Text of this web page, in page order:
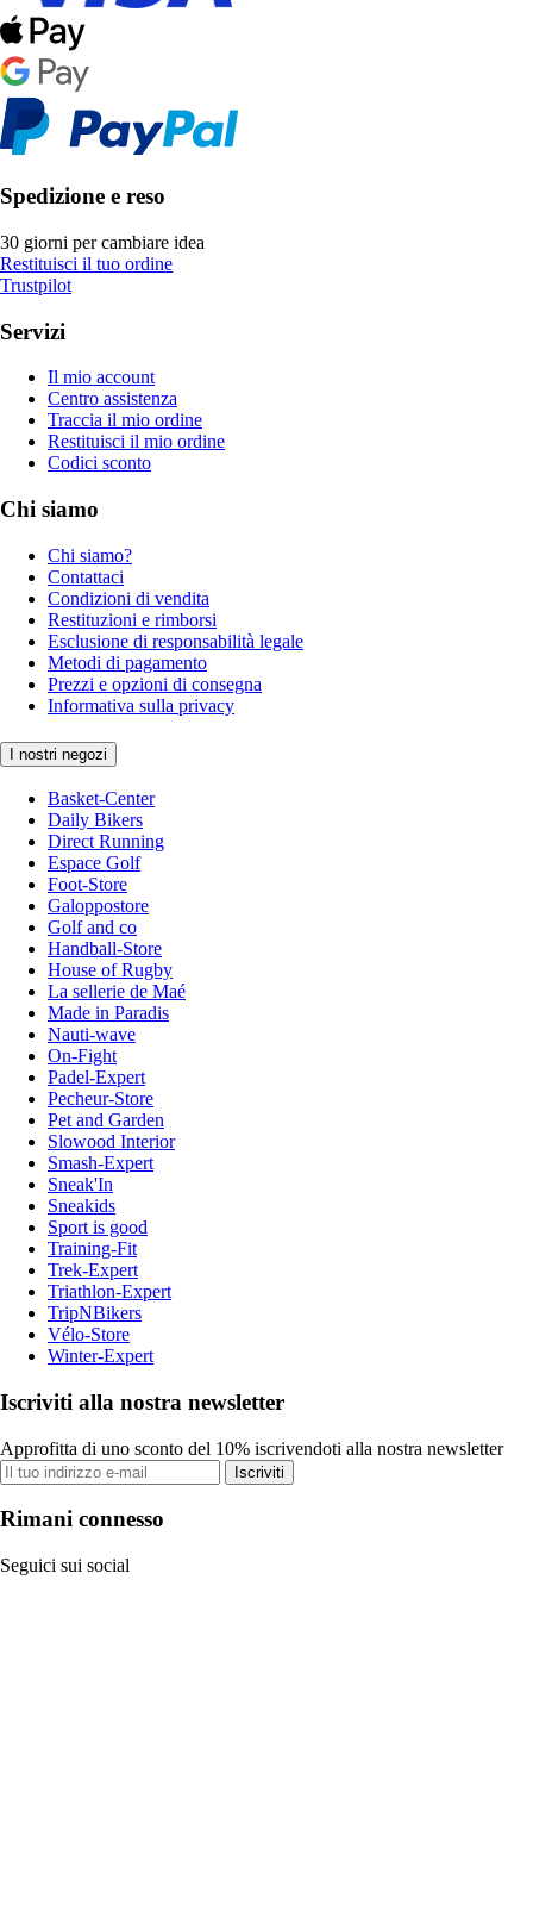
Spedizione e reso
30 giorni per cambiare idea
Restituisci il tuo ordine
Trustpilot
Servizi
Il mio account
Centro assistenza
Traccia il mio ordine
Restituisci il mio ordine
Codici sconto
Chi siamo
Chi siamo?
Contattaci
Condizioni di vendita
Restituzioni e rimborsi
Esclusione di responsabilità legale
Metodi di pagamento
Prezzi e opzioni di consegna
Informativa sulla privacy
I nostri negozi
Basket-Center
Daily Bikers
Direct Running
Espace Golf
Foot-Store
Galoppostore
Golf and co
Handball-Store
House of Rugby
La sellerie de Maé
Made in Paradis
Nauti-wave
On-Fight
Padel-Expert
Pecheur-Store
Pet and Garden
Slowood Interior
Smash-Expert
Sneak'In
Sneakids
Sport is good
Training-Fit
Trek-Expert
Triathlon-Expert
TripNBikers
Vélo-Store
Winter-Expert
Iscriviti alla nostra newsletter
Approfitta di uno sconto del 10% iscrivendoti alla nostra newsletter
Iscriviti
Rimani connesso
Seguici sui social